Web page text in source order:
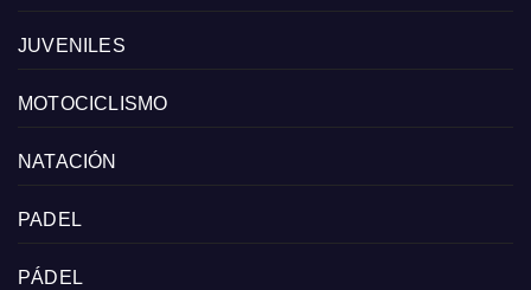
JUVENILES
MOTOCICLISMO
NATACIÓN
PADEL
PÁDEL